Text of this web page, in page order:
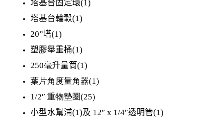
塔基台固定環(1)
塔基台輪轂(1)
20”塔(1)
塑膠舉重桶(1)
250毫升量筒(1)
葉片角度量角器(1)
1/2″ 重物墊圈(25)
小型水幫浦(1)及 12″ x 1/4″透明管(1)